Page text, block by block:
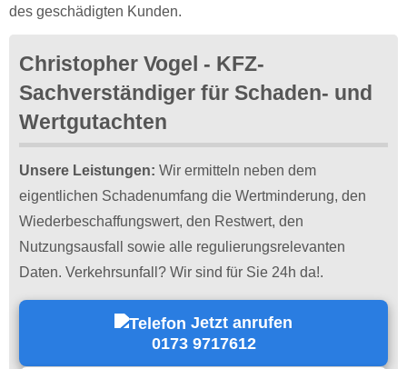
des geschädigten Kunden.
Christopher Vogel - KFZ-
Sachverständiger für Schaden- und
Wertgutachten
Unsere Leistungen: Wir ermitteln neben dem
eigentlichen Schadenumfang die Wertminderung, den
Wiederbeschaffungswert, den Restwert, den
Nutzungsausfall sowie alle regulierungsrelevanten
Daten. Verkehrsunfall? Wir sind für Sie 24h da!.
Jetzt anrufen
0173 9717612